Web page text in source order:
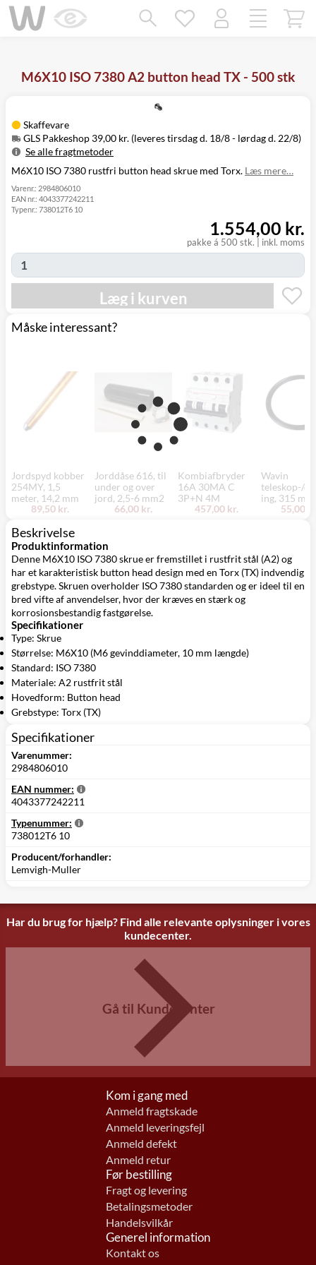
M6X10 ISO 7380 A2 button head TX - 500 stk
Skaffevare
GLS Pakkeshop 39,00 kr. (leveres tirsdag d. 18/8 - lørdag d. 22/8)
Se alle fragtmetoder
Metode
Pris
Leveres
GLS Pakkeshop
mandag d. 24/8
GLS Erhverv
Tirsdag d. 18/8
mandag d. 24/8
Svenstrup
(9230)
0,00 kr.
Mandag d. 17/8
M6X10 ISO 7380 rustfri button head skrue med Torx. Læs mere…
Varenr.: 2984806010
EAN nr.: 4043377242211
Typenr.: 738012T6 10
pakke á 500 stk. inkl. moms
1.554,00 kr.
Læg i kurven
Måske interessant?
Jordspyd kobber
254MY, 1,5
meter, 14,2 mm
89,50 kr.
Jorddåse 616, til
under og over
jord, 2,5-6 mm2
66,00 kr.
Kombiafbryder
16A 30MA C
3P+N 4M
457,00 kr.
Wavin
teleskop-/
ing, 315 mm
55,00
Beskrivelse
Produktinformation
Denne M6X10 ISO 7380 skrue er fremstillet i rustfrit stål (A2) og
har et karakteristisk button head design med en Torx (TX) indvendig
grebstype. Skruen overholder ISO 7380 standarden og er ideel til en
bred vifte af anvendelser, hvor der kræves en stærk og
korrosionsbestandig fastgørelse.
Specifikationer
Type: Skrue
Størrelse: M6X10 (M6 gevinddiameter, 10 mm længde)
Standard: ISO 7380
Materiale: A2 rustfrit stål
Hovedform: Button head
Grebstype: Torx (TX)
Specifikationer
Varenummer:
2984806010
EAN nummer:
4043377242211
Typenummer:
738012T6 10
Producent/forhandler:
Lemvigh-Muller
Har du brug for hjælp? Find alle relevante oplysninger i vores
kundecenter.
Gå til Kundecenter
Kom i gang med
Anmeld fragtskade
Anmeld leveringsfejl
Anmeld defekt
Anmeld retur
Før bestilling
Fragt og levering
Betalingsmetoder
Handelsvilkår
Generel information
Kontakt os
Mangler chatten?
Ret samtykke!